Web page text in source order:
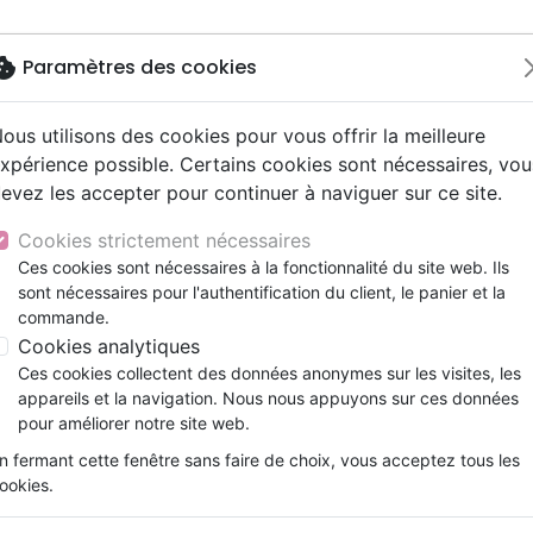
NouveautésBibles
Testaments
Etude biblique
Segond 21
Segond
NEG
Livres
Bandes dessinées
Famille, couple
Souffrance, Relation d'aide
Santé
eBooks
Couple
Découverte de la foi
Méditations
Souffrance, Relation d'aide
Psychologie
Jeunesse
ans
Adolescents, jeunes
Bibles jeunesse
Latino, Folk
Soul
Rap, Hip-hop
Instrumental
Louange, Adoration
Hardrock, Métal
animés
conférences
Films, fiction
Documentaires, reportages
Jeux
Accessoires de Bible
Papeterie
fidèle
Pasteur fidèle
Référence
Description Détails du produit
Voilà un ouvrage simple et complet de
exercer une responsabilité dans
prêcher, diriger une réunion, un
visites, l’organisation de l’église, etc…
Paramètres des cookies
utilisons des cookies pour vous offrir la meilleure
possible. Certains cookies sont nécessaires,
les accepter pour continuer à naviguer sur ce site.
Cookies strictement nécessaires
Ces cookies sont nécessaires à la fonctionnalité du site web. Ils
sont nécessaires pour l'authentification du client, le panier et la
commande.
Cookies analytiques
Ces cookies collectent des données anonymes sur les visites, les
appareils et la navigation. Nous nous appuyons sur ces données
pour améliorer notre site web.
fermant cette fenêtre sans faire de choix, vous acceptez tous les